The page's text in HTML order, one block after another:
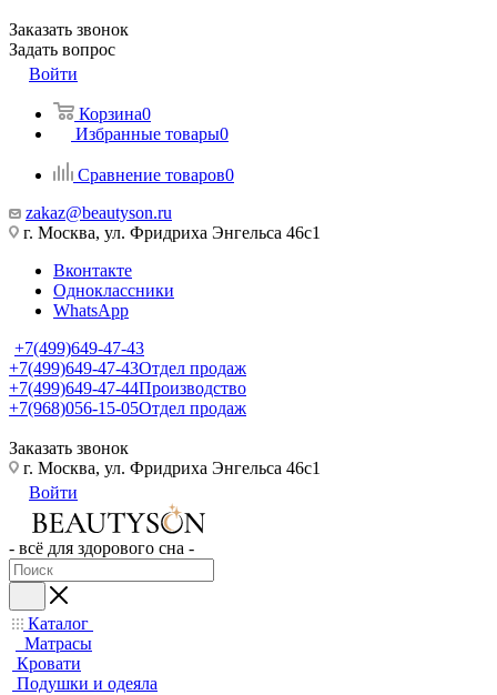
Заказать звонок
Задать вопрос
Войти
Корзина0
Избранные товары0
Сравнение товаров0
zakaz@beautyson.ru
г. Москва, ул. Фридриха Энгельса 46с1
Вконтакте
Одноклассники
WhatsApp
+7(499)649-47-43
+7(499)649-47-43Отдел продаж
+7(499)649-47-44Производство
+7(968)056-15-05Отдел продаж
Заказать звонок
г. Москва, ул. Фридриха Энгельса 46с1
Войти
- всё для здорового сна -
Каталог
Матрасы
Кровати
Подушки и одеяла